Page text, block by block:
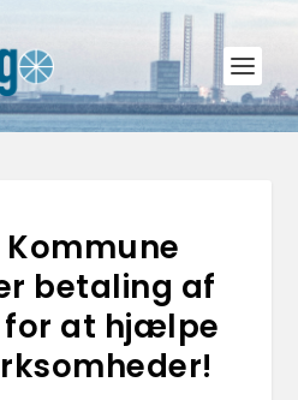
Kommune
betaling af
at hjælpe